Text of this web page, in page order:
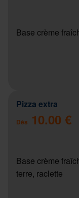
Base crème
Pizza extra
Dès 10.00 €
Base crème
terre, raclette